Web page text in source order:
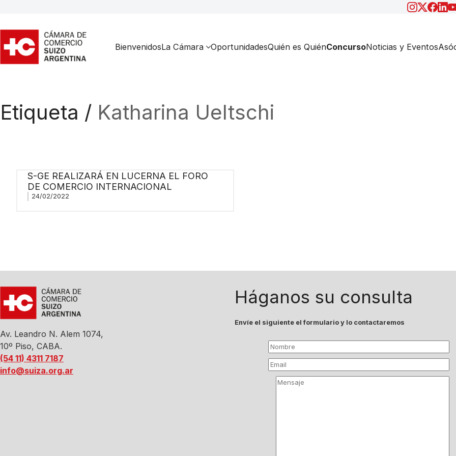
BienvenidosLa Cámara OportunidadesQuién es QuiénConcursoNoticias y Eventos
Etiqueta / Katharina Ueltschi
S-GE REALIZARÁ EN LUCERNA EL FORO
DE COMERCIO INTERNACIONAL
24/02/2022
Av. Leandro N. Alem 1074,
10º Piso, CABA.
(54 11) 4311 7187
info@suiza.org.ar
Háganos su consulta
Envíe el siguiente el formulario y lo contactaremos